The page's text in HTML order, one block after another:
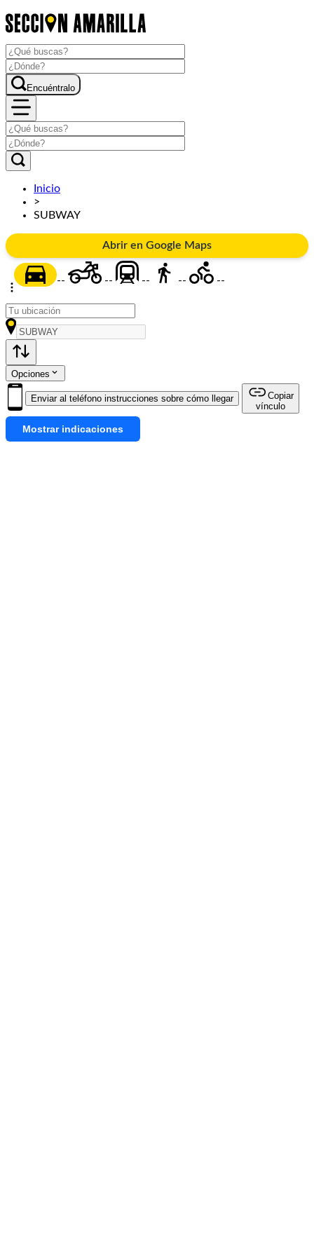
Encuéntralo
Inicio
>
SUBWAY
Abrir en Google Maps
-- -- -- -- --
Opciones
Enviar al teléfono instrucciones sobre cómo llegar
Copiar
vínculo
Mostrar indicaciones